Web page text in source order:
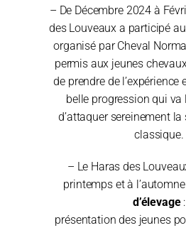
– De Décembre 2024 à
des Louveaux a participé
organisé par Cheval
permis aux jeunes
de prendre de l’expérience
belle progression qui va
d’attaquer sereinement
classique.
– Le Haras des
printemps et à
d’élevage:
présentation des jeunes